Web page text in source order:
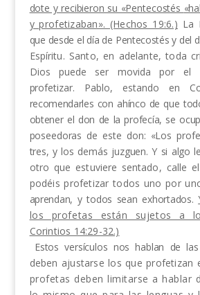
dote y recibieron su «Pentecostés
y profetizaban». (Hechos 19:6.) La
que desde el día de Pentecostés y del
Espíritu. Santo, en adelante, toda
Dios puede ser movida por el
profetizar. Pablo, estando en
recomendarles con ahínco de que
obtener el don de la profecía, se
poseedoras de este don: «Los
tres, y los demás juzguen. Y si algo
otro que estuviere sentado, calle
podéis profetizar todos uno por
aprendan, y todos sean exhortados.
los profetas están sujetos a
Corintios 14:29-32.)
Estos versículos nos hablan de
deben ajustarse los que profetizan
profetas deben limitarse a hablar